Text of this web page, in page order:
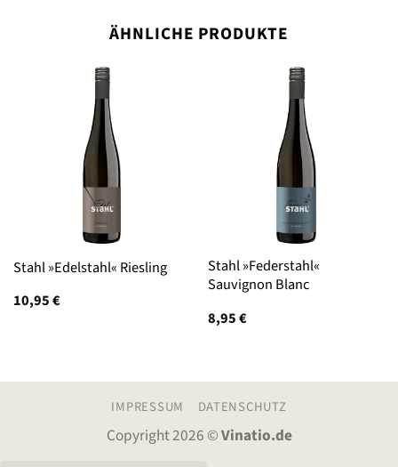
ÄHNLICHE PRODUKTE
Stahl »Edelstahl« Riesling
10,95€
Stahl »Federstahl«
Sauvignon Blanc
8,95€
IMPRESSUM DATENSCHUTZ
Copyright 2026 ©Vinatio.de